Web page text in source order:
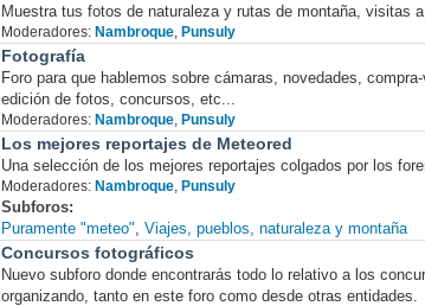
Muestra tus fotos de naturaleza y rutas de montaña, visitas a
Moderadores: Nambroque, Punsuly
Fotografía
Foro para que hablemos sobre cámaras, novedades,
edición de fotos, concursos, etc...
Moderadores: Nambroque, Punsuly
Los mejores reportajes de Meteored
Una selección de los mejores reportajes colgados por los
Moderadores: Nambroque, Punsuly
Subforos
Puramente "meteo" Viajes, pueblos, naturaleza y montaña
Concursos fotográficos
Nuevo subforo donde encontrarás todo lo relativo a los
organizando, tanto en este foro como desde otras entidades.